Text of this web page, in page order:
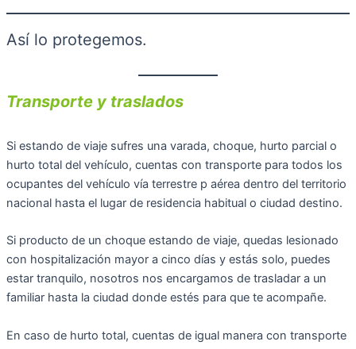
Así lo protegemos.
Transporte y traslados
Si estando de viaje sufres una varada, choque, hurto parcial o
hurto total del vehículo, cuentas con transporte para todos los
ocupantes del vehículo vía terrestre p aérea dentro del territorio
nacional hasta el lugar de residencia habitual o ciudad destino.
Si producto de un choque estando de viaje, quedas lesionado
con hospitalización mayor a cinco días y estás solo, puedes
estar tranquilo, nosotros nos encargamos de trasladar a un
familiar hasta la ciudad donde estés para que te acompañe.
En caso de hurto total, cuentas de igual manera con transporte